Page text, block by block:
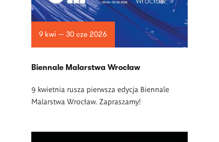
9 kwi — 30 cze 2026
Biennale Malarstwa Wrocław
9 kwietnia rusza pierwsza edycja Biennale
Malarstwa Wrocław. Zapraszamy!